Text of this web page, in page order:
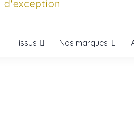
Tissus Nos marques